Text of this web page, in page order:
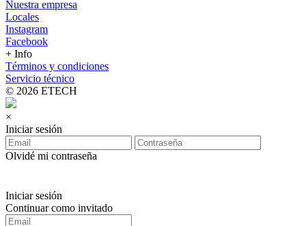
Nuestra empresa
Locales
Instagram
Facebook
+ Info
Términos y condiciones
Servicio técnico
© 2026 ETECH
×
Iniciar sesión
Olvidé mi contraseña
Iniciar sesión
Continuar como invitado